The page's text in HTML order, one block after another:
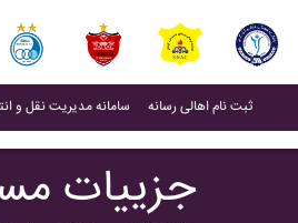
سامانه مدیریت نقل و (current)
ثبت نام اهالی رسانه(current)
جزییات